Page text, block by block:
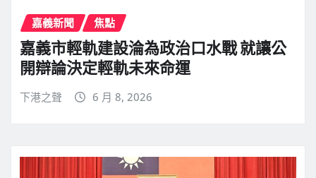
嘉義新聞 焦點
嘉義市輕軌建設淪為政治口水戰 就讓公
開辯論決定輕軌未來命運
下港之聲 6 月 8, 2026